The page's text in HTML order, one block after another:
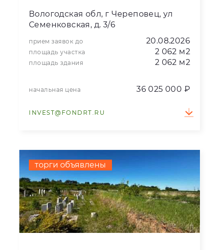
Вологодская обл, г Череповец, ул
Семенковская, д. 3/6
прием заявок до 20.08.2026
площадь участка 2 062 м2
площадь здания 2 062 м2
начальная цена 36 025 000 ₽
INVEST@FONDRT.RU
торги объявлены